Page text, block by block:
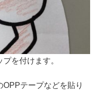
を付けます。
テープなどを貼り